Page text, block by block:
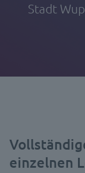
Stadt
einzelnen